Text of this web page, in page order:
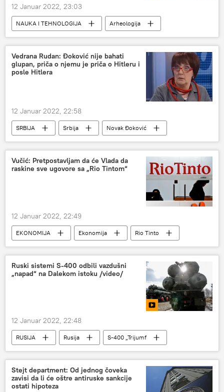
12 Januar 2022, 23:03
NAUKA I TEHNOLOGIJA
Arheologija
Nauka i tehnologija
Vedrana Rudan: Đoković nije bahati
glupan, priča o njemu je priča o Hitleru i
posle Hitlera
12 Januar 2022, 22:58
SRBIJA Srbija
Novak Đoković
Vedrana Rudan
Srbija – društvo
Društvo
Vučić: Pretpostavljam da će Vlada da
raskine sve ugovore sa „Rio Tintom“
12 Januar 2022, 22:49
EKONOMIJA Ekonomija
Rio Tinto
Srbija – ekonomija
Srbija
Ruski sistemi S-400 odbili vazdušni
„napad“ na Dalekom istoku /video/
12 Januar 2022, 22:48
RUSIJA Rusija
S-400 „Trijumf
Rusija – vojska i naoružanje
Vojska i naoružanje
Stejt department: Od jednog čoveka
zavisi da li će oštre antiruske sankcije
ostati hipoteza